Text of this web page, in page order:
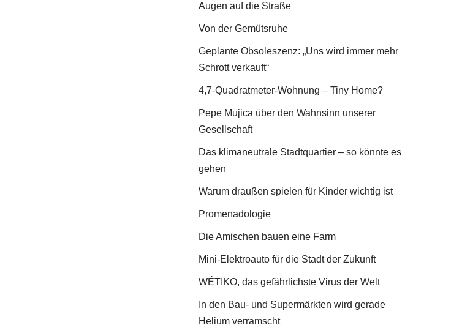
Augen auf die Straße
Von der Gemütsruhe
Geplante Obsoleszenz: „Uns wird immer mehr
Schrott verkauft“
4,7-Quadratmeter-Wohnung – Tiny Home?
Pepe Mujica über den Wahnsinn unserer
Gesellschaft
Das klimaneutrale Stadtquartier – so könnte es
gehen
Warum draußen spielen für Kinder wichtig ist
Promenadologie
Die Amischen bauen eine Farm
Mini-Elektroauto für die Stadt der Zukunft
WÉTIKO, das gefährlichste Virus der Welt
In den Bau- und Supermärkten wird gerade
Helium verramscht